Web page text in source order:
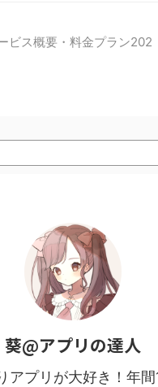
ビス概要・料金プラン202
葵@アプリの達人
アプリが大好き！年